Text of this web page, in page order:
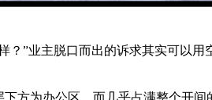
”业主脱口而出的诉求其实可以